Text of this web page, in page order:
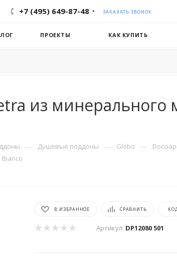
+7 (495) 649-87-48 ЗАКАЗАТЬ ЗВОНОК
ПРОЕКТЫ КАК КУПИТЬ
из минерального
— Душевые поддоны — Globo —
В ИЗБРАННОЕ СРАВНИТЬ
Артикул: DP12080 501